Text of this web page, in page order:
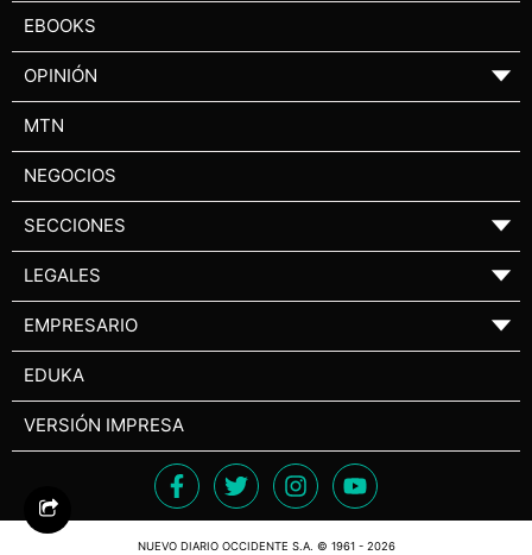
EBOOKS
OPINIÓN ▼
MTN
NEGOCIOS
SECCIONES ▼
LEGALES ▼
EMPRESARIO ▼
EDUKA
VERSIÓN IMPRESA
NUEVO DIARIO OCCIDENTE S.A. © 1961 - 2026